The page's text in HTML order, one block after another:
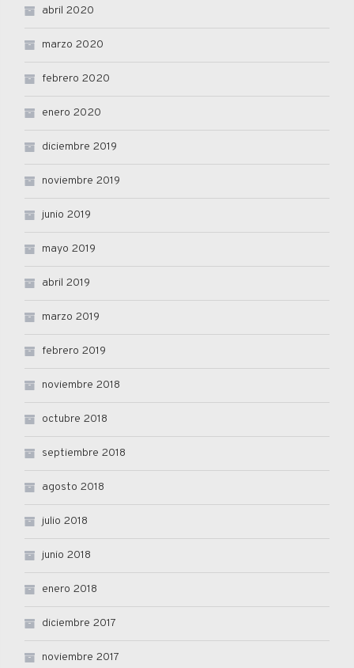
abril 2020
marzo 2020
febrero 2020
enero 2020
diciembre 2019
noviembre 2019
junio 2019
mayo 2019
abril 2019
marzo 2019
febrero 2019
noviembre 2018
octubre 2018
septiembre 2018
agosto 2018
julio 2018
junio 2018
enero 2018
diciembre 2017
noviembre 2017